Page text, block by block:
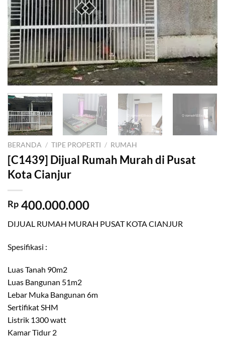
BERANDA / TIPE PROPERTI / RUMAH
[C1439] Dijual Rumah Murah di Pusat
Kota Cianjur
Rp 400.000.000
DIJUAL RUMAH MURAH PUSAT KOTA CIANJUR
Spesifikasi :
Luas Tanah 90m2
Luas Bangunan 51m2
Lebar Muka Bangunan 6m
Sertifikat SHM
Listrik 1300 watt
Kamar Tidur 2